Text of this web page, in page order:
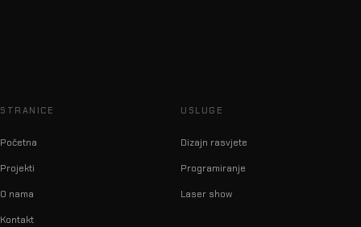
STRANICE
Početna
Projekti
O nama
Kontakt
USLUGE
Dizajn rasvjete
Programiranje
Laser show